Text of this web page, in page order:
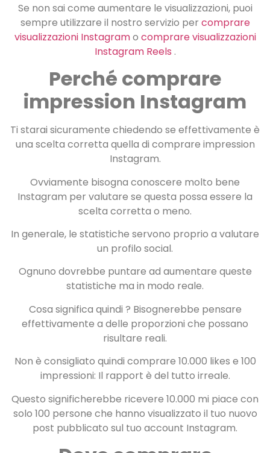
Se non sai come aumentare le visualizzazioni, puoi
sempre utilizzare il nostro servizio per comprare
visualizzazioni Instagramo comprare visualizzazioni
Instagram Reels .
Perché comprare
impression Instagram
Ti starai sicuramente chiedendo se effettivamente è
una scelta corretta quella di comprare impression
Instagram.
Ovviamente bisogna conoscere molto bene
Instagram per valutare se questa possa essere la
scelta corretta o meno.
In generale, le statistiche servono proprio a valutare
un profilo social.
Ognuno dovrebbe puntare ad aumentare queste
statistiche ma in modo reale.
Cosa significa quindi ? Bisognerebbe pensare
effettivamente a delle proporzioni che possano
risultare reali.
Non è consigliato quindi comprare 10.000 likes e 100
impressioni: Il rapport è del tutto irreale.
Questo significherebbe ricevere 10.000 mi piace con
solo 100 persone che hanno visualizzato il tuo nuovo
post pubblicato sul tuo account Instagram.